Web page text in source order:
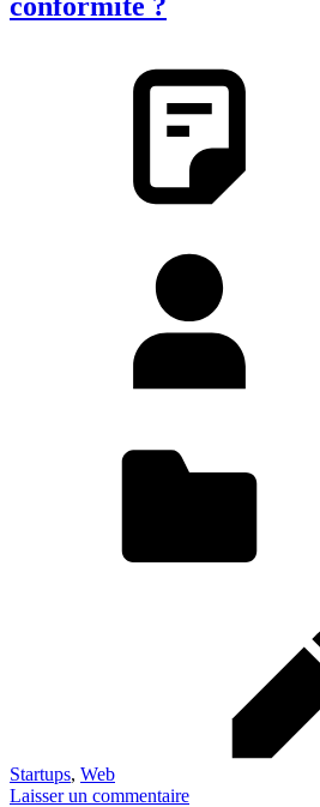
Startups, Web
Laisser un commentaire